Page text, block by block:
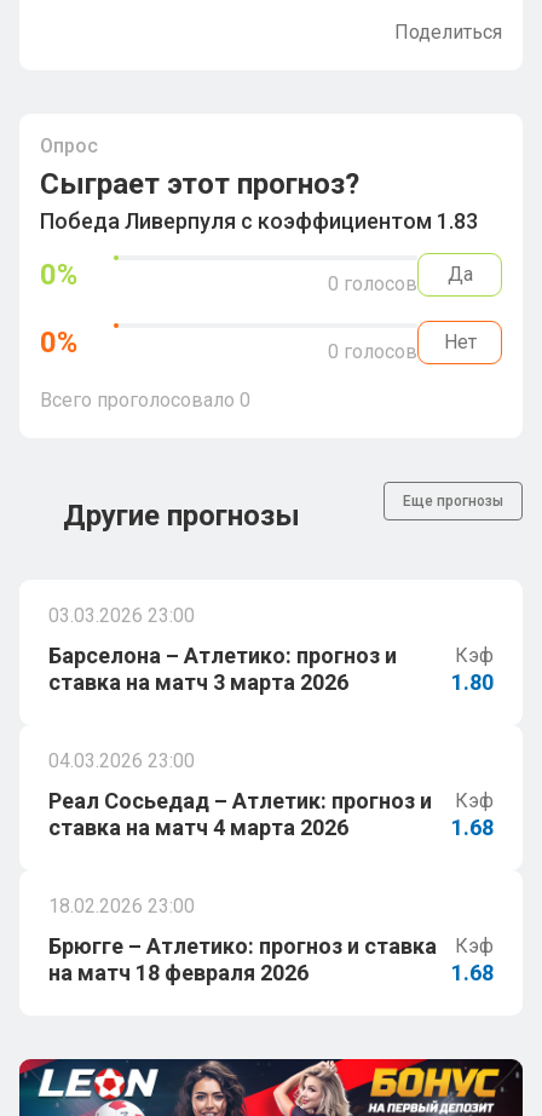
Поделиться
Опрос
Сыграет этот прогноз?
Победа Ливерпуля с коэффициентом 1.83
0% 0 голосов Да
0% 0 голосов Нет
Всего проголосовало 0
Другие прогнозы Еще прогнозы
03.03.2026 23:00
Барселона – Атлетико: прогноз и
ставка на матч 3 марта 2026
Кэф
1.80
04.03.2026 23:00
Реал Сосьедад – Атлетик: прогноз и
ставка на матч 4 марта 2026
Кэф
1.68
18.02.2026 23:00
Брюгге – Атлетико: прогноз и ставка
на матч 18 февраля 2026
Кэф
1.68